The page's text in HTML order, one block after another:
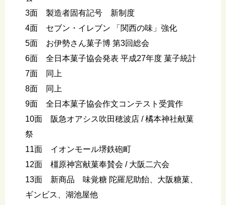
3面 製造者固有記号 新制度
4面 セブン・イレブン 「関西の味」強化
5面 お伊勢さん菓子博 第3回総会
6面 全日本菓子協会発表 平成27年度 菓子統計
7面 同上
8面 同上
9面 全日本菓子協会作文コンテスト受賞作
10面 阪急オアシス吹田穂波店 / 橘本神社献菓
祭
11面 イオンモール堺鉄砲町
12面 橿原神宮献菓奉賛会 / 大阪二六会
13面 新商品 味覚糖 陀羅尼助飴、大阪糖菓、
ギンビス、湖池屋他